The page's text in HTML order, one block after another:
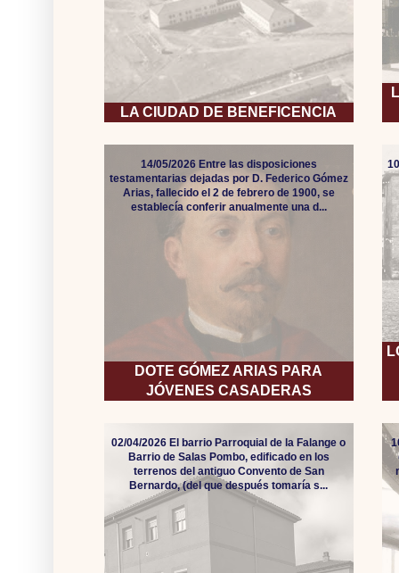
LA CIUDAD DE BENEFICENCIA
DOTE GÓMEZ ARIAS PARA
JÓVENES CASADERAS
14/05/2026 Entre las disposiciones
testamentarias dejadas por D. Federico Gómez
Arias, fallecido el 2 de febrero de 1900, se
establecía conferir anualmente una d...
02/04/2026 El barrio Parroquial de la Falange o
Barrio de Salas Pombo, edificado en los
terrenos del antiguo Convento de San
Bernardo, (del que después tomaría s...